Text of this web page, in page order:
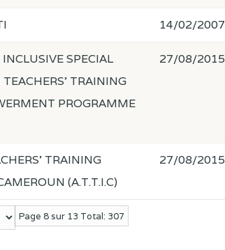
Page 8 sur 13 Total: 307
14/02/2007
SPECIAL
TRAINING
PROGRAMME
27/08/2015
TRAINING
(A.T.T.I.C)
27/08/2015